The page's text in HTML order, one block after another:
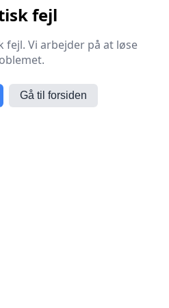
fejl
fejl. Vi arbejder på at løse
Gå til forsiden